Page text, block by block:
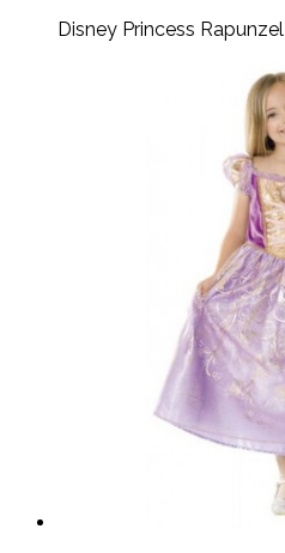
Disney Princess Rapunzel